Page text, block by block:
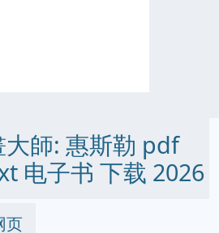
師: 惠斯勒 pdf
电子书 下载 2026
页